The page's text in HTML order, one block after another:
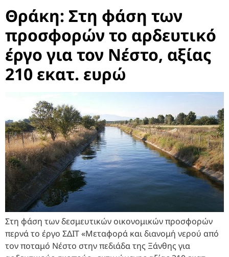
Θράκη: Στη φάση των
προσφορών το αρδευτικό
έργο για τον Νέστο, αξίας
210 εκατ. ευρώ
Στη φάση των δεσμευτικών οικονομικών προσφορών
περνά το έργο ΣΔΙΤ «Μεταφορά και διανομή νερού από
τον ποταμό Νέστο στην πεδιάδα της Ξάνθης για